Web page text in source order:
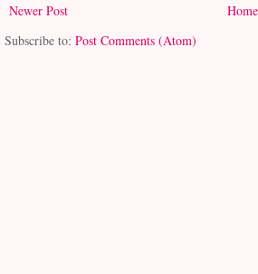
Newer Post
Home
Subscribe to: Post Comments (Atom)